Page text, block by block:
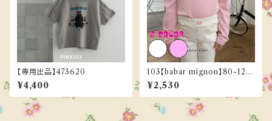
【専用出品】473620
¥4,400
103【babar mignon】80-120
cm《ご予約／３月下旬お届け》
¥2,530